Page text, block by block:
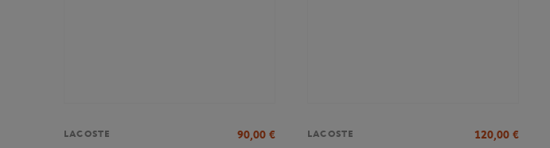
LACOSTE 90,00 €
LACOSTE 120,00 €